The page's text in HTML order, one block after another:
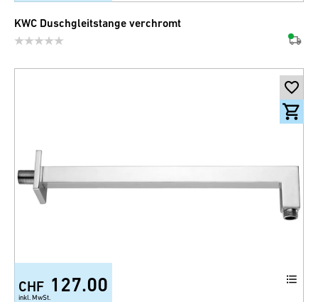
KWC Duschgleitstange verchromt
CHF 127.00
inkl. MwSt.